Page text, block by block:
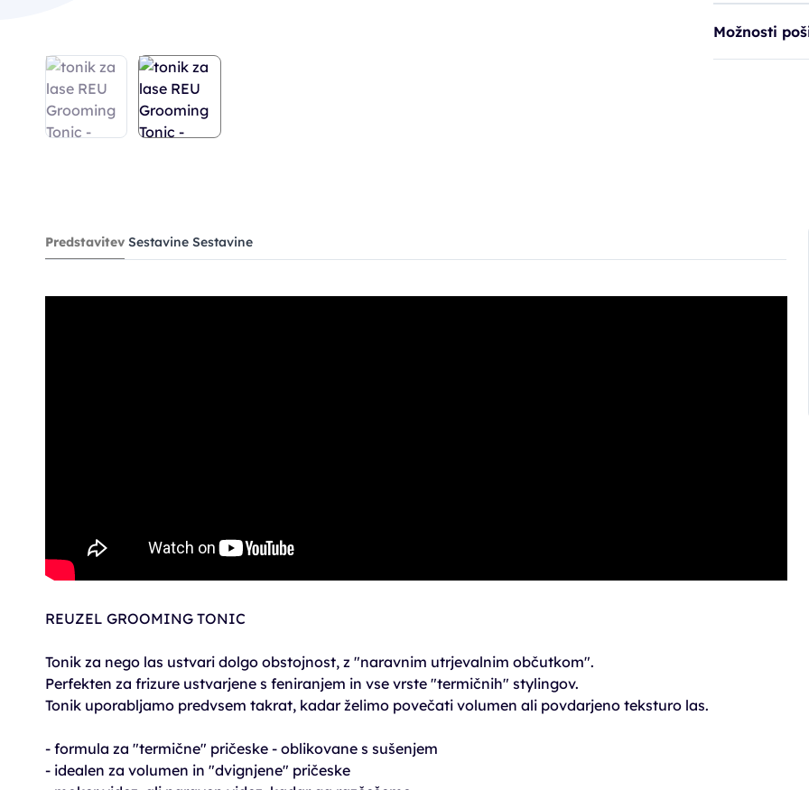
Možnosti
Predstavitev Sestavine Sestavine
REUZEL GROOMING TONIC
Tonik za nego las ustvari dolgo obstojnost, z "naravnim utrjevalnim občutkom".
Perfekten za frizure ustvarjene s feniranjem in vse vrste "termičnih" stylingov.
Tonik uporabljamo predvsem takrat, kadar želimo povečati volumen ali povdarjeno teksturo las.
- formula za "termične" pričeske - oblikovane s sušenjem
- idealen za volumen in "dvignjene" pričeske